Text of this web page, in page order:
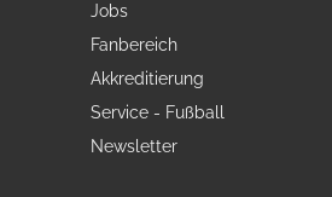
Jobs
Fanbereich
Akkreditierung
Service - Fußball
Newsletter